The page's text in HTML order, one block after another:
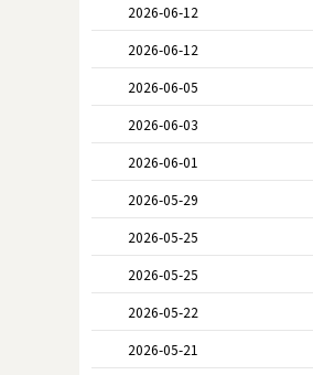
2026-06-12
2026-06-12
2026-06-05
2026-06-03
2026-06-01
2026-05-29
2026-05-25
2026-05-25
2026-05-22
2026-05-21